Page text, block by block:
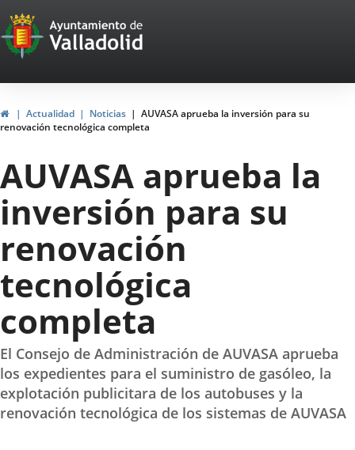
Portal
Web
del
Ayuntamiento
de
Valladolid
HomeActualidad Noticias
AUVASA aprueba la inversión para su
renovación tecnológica completa
AUVASA aprueba la
inversión para su
renovación
tecnológica
completa
El Consejo de Administración de AUVASA aprueba
los expedientes para el suministro de gasóleo, la
explotación publicitara de los autobuses y la
renovación tecnológica de los sistemas de AUVASA